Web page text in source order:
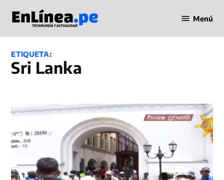
contenido
en Línea
Menú
ETIQUETA:
Sri Lanka